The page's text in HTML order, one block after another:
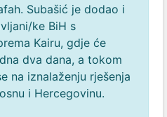
Subašić je dodao i
ke BiH s
Kairu, gdje će
dva dana, a tokom
na iznalaženju rješenja
i Hercegovinu.